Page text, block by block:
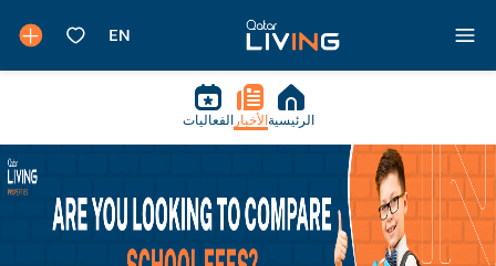
الرئيسية الأخبار الفعاليات